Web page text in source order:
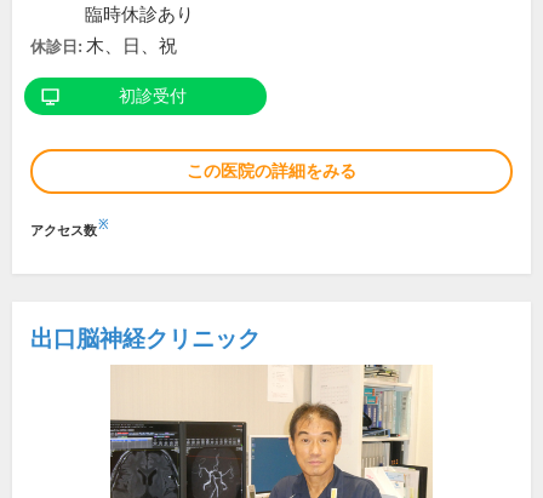
臨時休診あり
休診日: 木、日、祝
初診受付
この医院の詳細をみる
アクセス数※
出口脳神経クリニック